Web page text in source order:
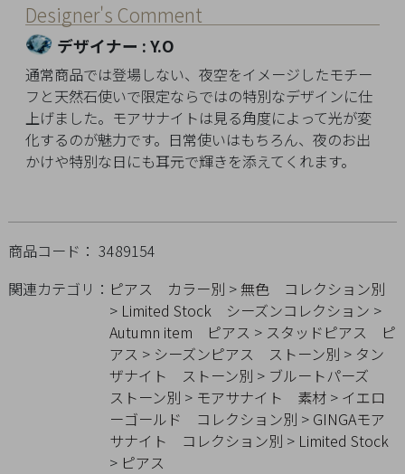
Designer's Comment
デザイナー : Y.O
通常商品では登場しない、夜空をイメージしたモチー
フと天然石使いで限定ならではの特別なデザインに仕
上げました。モアサナイトは見る角度によって光が変
化するのが魅力です。日常使いはもちろん、夜のお出
かけや特別な日にも耳元で輝きを添えてくれます。
商品コード： 3489154
関連カテゴリ： ピアス カラー別 > 無色
コレクション別
> Limited Stock シーズンコレクション >
Autumn item
ピアス > スタッドピアス
ピ
アス > シーズンピアス ストーン別 > タン
ザナイト
ストーン別 > ブルートパーズ
ストーン別 > モアサナイト 素材 > イエロ
ーゴールド
コレクション別 > GINGAモア
サナイト
コレクション別 > Limited Stock
> ピアス
会
プ
ラ